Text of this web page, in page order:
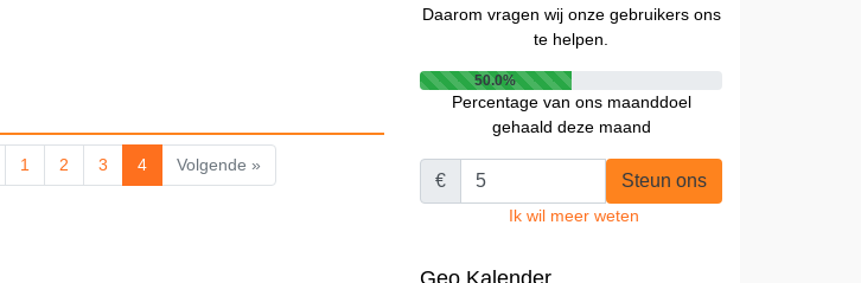
1 2 3 4 Volgende »
Daarom vragen wij onze gebruikers ons
te helpen.
50.0%
Percentage van ons maanddoel
gehaald deze maand
€ Steun ons
Ik wil meer weten
Geo Kalender